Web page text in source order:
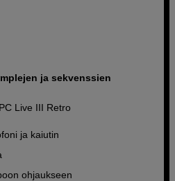
ja sekvenssien
Live III Retro
ja kaiutin
ohjaukseen